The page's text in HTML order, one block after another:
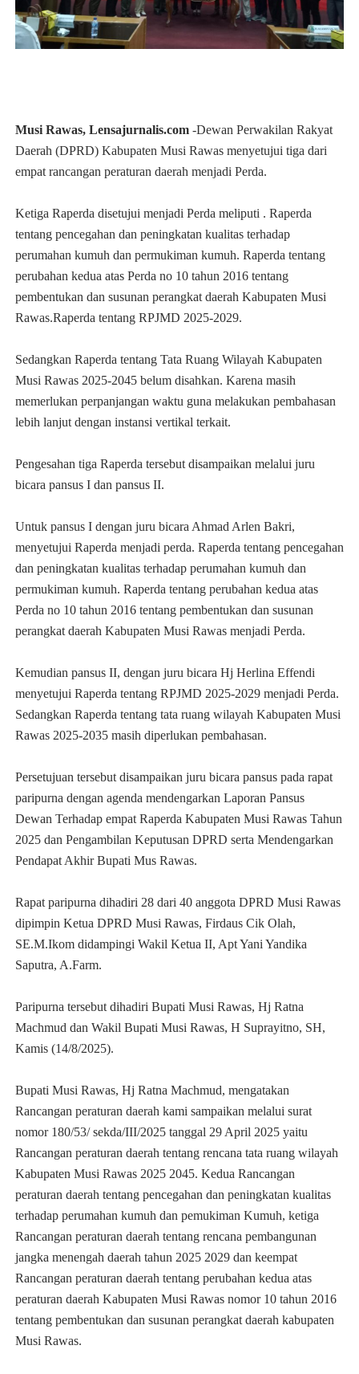
Musi Rawas, Lensajurnalis.com-Dewan Perwakilan Rakyat
Daerah (DPRD) Kabupaten Musi Rawas menyetujui tiga dari
empat rancangan peraturan daerah menjadi Perda.
Ketiga Raperda disetujui menjadi Perda meliputi . Raperda
tentang pencegahan dan peningkatan kualitas terhadap
perumahan kumuh dan permukiman kumuh. Raperda tentang
perubahan kedua atas Perda no 10 tahun 2016 tentang
pembentukan dan susunan perangkat daerah Kabupaten Musi
Rawas.Raperda tentang RPJMD 2025-2029.
Sedangkan Raperda tentang Tata Ruang Wilayah Kabupaten
Musi Rawas 2025-2045 belum disahkan. Karena masih
memerlukan perpanjangan waktu guna melakukan pembahasan
lebih lanjut dengan instansi vertikal terkait.
Pengesahan tiga Raperda tersebut disampaikan melalui juru
bicara pansus I dan pansus II.
Untuk pansus I dengan juru bicara Ahmad Arlen Bakri,
menyetujui Raperda menjadi perda. Raperda tentang pencegahan
dan peningkatan kualitas terhadap perumahan kumuh dan
permukiman kumuh. Raperda tentang perubahan kedua atas
Perda no 10 tahun 2016 tentang pembentukan dan susunan
perangkat daerah Kabupaten Musi Rawas menjadi Perda.
Kemudian pansus II, dengan juru bicara Hj Herlina Effendi
menyetujui Raperda tentang RPJMD 2025-2029 menjadi Perda.
Sedangkan Raperda tentang tata ruang wilayah Kabupaten Musi
Rawas 2025-2035 masih diperlukan pembahasan.
Persetujuan tersebut disampaikan juru bicara pansus pada rapat
paripurna dengan agenda mendengarkan Laporan Pansus
Dewan Terhadap empat Raperda Kabupaten Musi Rawas Tahun
2025 dan Pengambilan Keputusan DPRD serta Mendengarkan
Pendapat Akhir Bupati Mus Rawas.
Rapat paripurna dihadiri 28 dari 40 anggota DPRD Musi Rawas
dipimpin Ketua DPRD Musi Rawas, Firdaus Cik Olah,
SE.M.Ikom didampingi Wakil Ketua II, Apt Yani Yandika
Saputra, A.Farm.
Paripurna tersebut dihadiri Bupati Musi Rawas, Hj Ratna
Machmud dan Wakil Bupati Musi Rawas, H Suprayitno, SH,
Kamis (14/8/2025).
Bupati Musi Rawas, Hj Ratna Machmud, mengatakan
Rancangan peraturan daerah kami sampaikan melalui surat
nomor 180/53/ sekda/III/2025 tanggal 29 April 2025 yaitu
Rancangan peraturan daerah tentang rencana tata ruang wilayah
Kabupaten Musi Rawas 2025 2045. Kedua Rancangan
peraturan daerah tentang pencegahan dan peningkatan kualitas
terhadap perumahan kumuh dan pemukiman Kumuh, ketiga
Rancangan peraturan daerah tentang rencana pembangunan
jangka menengah daerah tahun 2025 2029 dan keempat
Rancangan peraturan daerah tentang perubahan kedua atas
peraturan daerah Kabupaten Musi Rawas nomor 10 tahun 2016
tentang pembentukan dan susunan perangkat daerah kabupaten
Musi Rawas.